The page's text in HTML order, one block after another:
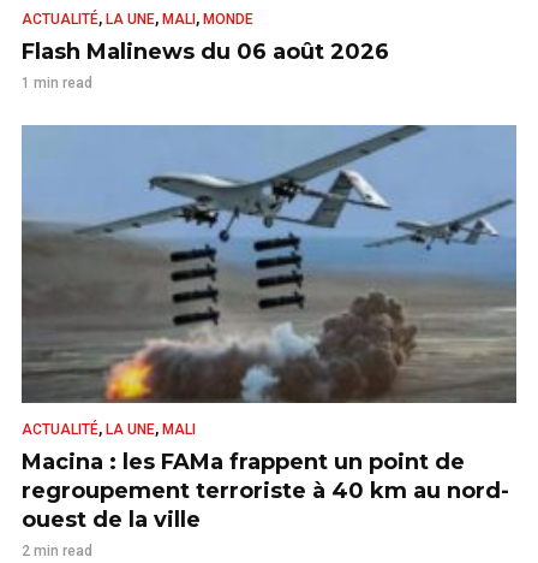
ACTUALITÉ, LA UNE, MALI , MONDE
Flash Malinews du 06 août 2026
1 min read
ACTUALITÉ, LA UNE, MALI
Macina : les FAMa frappent un point de
regroupement terroriste à 40 km au nord-
ouest de la ville
2 min read